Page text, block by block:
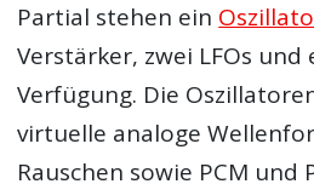
Partial stehen ein
Verstärker, zwei LFOs und
Verfügung. Die
virtuelle analoge
Rauschen sowie PCM und